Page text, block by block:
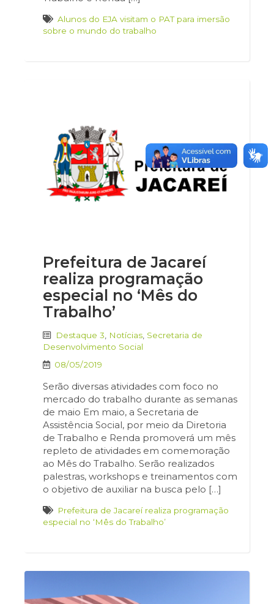
Alunos do EJA visitam o PAT para imersão
sobre o mundo do trabalho
Prefeitura de Jacareí
realiza programação
especial no ‘Mês do
Trabalho’
Destaque 3 Notícias Secretaria de
Desenvolvimento Social
08/05/2019
Serão diversas atividades com foco no
mercado do trabalho durante as semanas
de maio Em maio, a Secretaria de
Assistência Social, por meio da Diretoria
de Trabalho e Renda promoverá um mês
repleto de atividades em comemoração
ao Mês do Trabalho. Serão realizados
palestras, workshops e treinamentos com
o objetivo de auxiliar na busca pelo […]
Prefeitura de Jacareí realiza programação
especial no ‘Mês do Trabalho’